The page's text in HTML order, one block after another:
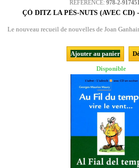
REFERENCE: 978-2-
ÇÒ DITZ LA PÈS-NUTS (AVEC CD)
Le nouveau recueil de nouvelles de Joan
Ajouter au panier
Disponible